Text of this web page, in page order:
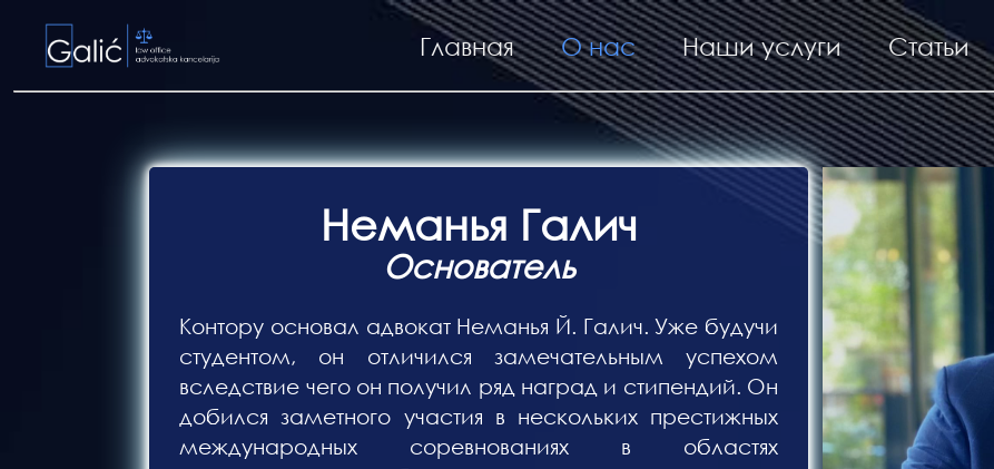
Главная О нас Наши услуги Статьи
Неманья Галич
Oснователь
Контору основал адвокат Неманья Й. Галич. Уже будучи
студентом, он отличился замечательным успехом
вследствие чего он получил ряд наград и стипендий. Он
добился заметного участия в нескольких престижных
международных соревнованиях в областях